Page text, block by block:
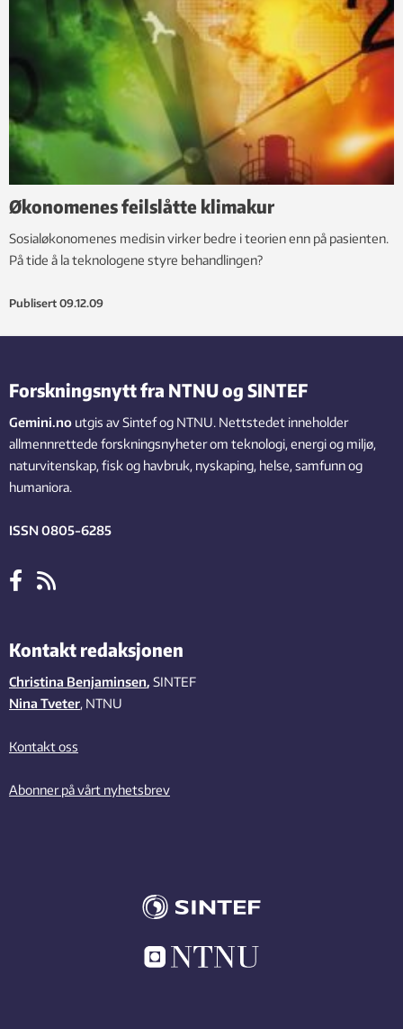
Økonomenes feilslåtte klimakur
Sosialøkonomenes medisin virker bedre i teorien enn på pasienten.
På tide å la teknologene styre behandlingen?
Publisert 09.12.09
Forskningsnytt fra NTNU og SINTEF
Gemini.no utgis av Sintef og NTNU. Nettstedet inneholder
allmennrettede forskningsnyheter om teknologi, energi og miljø,
naturvitenskap, fisk og havbruk, nyskaping, helse, samfunn og
humaniora.
ISSN 0805-6285
Kontakt redaksjonen
Christina Benjaminsen, SINTEF
Nina Tveter, NTNU
Kontakt oss
Abonner på vårt nyhetsbrev